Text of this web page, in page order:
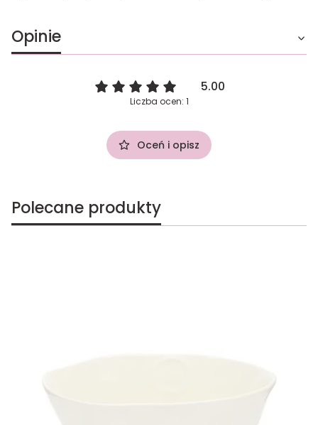
Opinie
5.00
Liczba ocen: 1
Oceń i opisz
Polecane produkty